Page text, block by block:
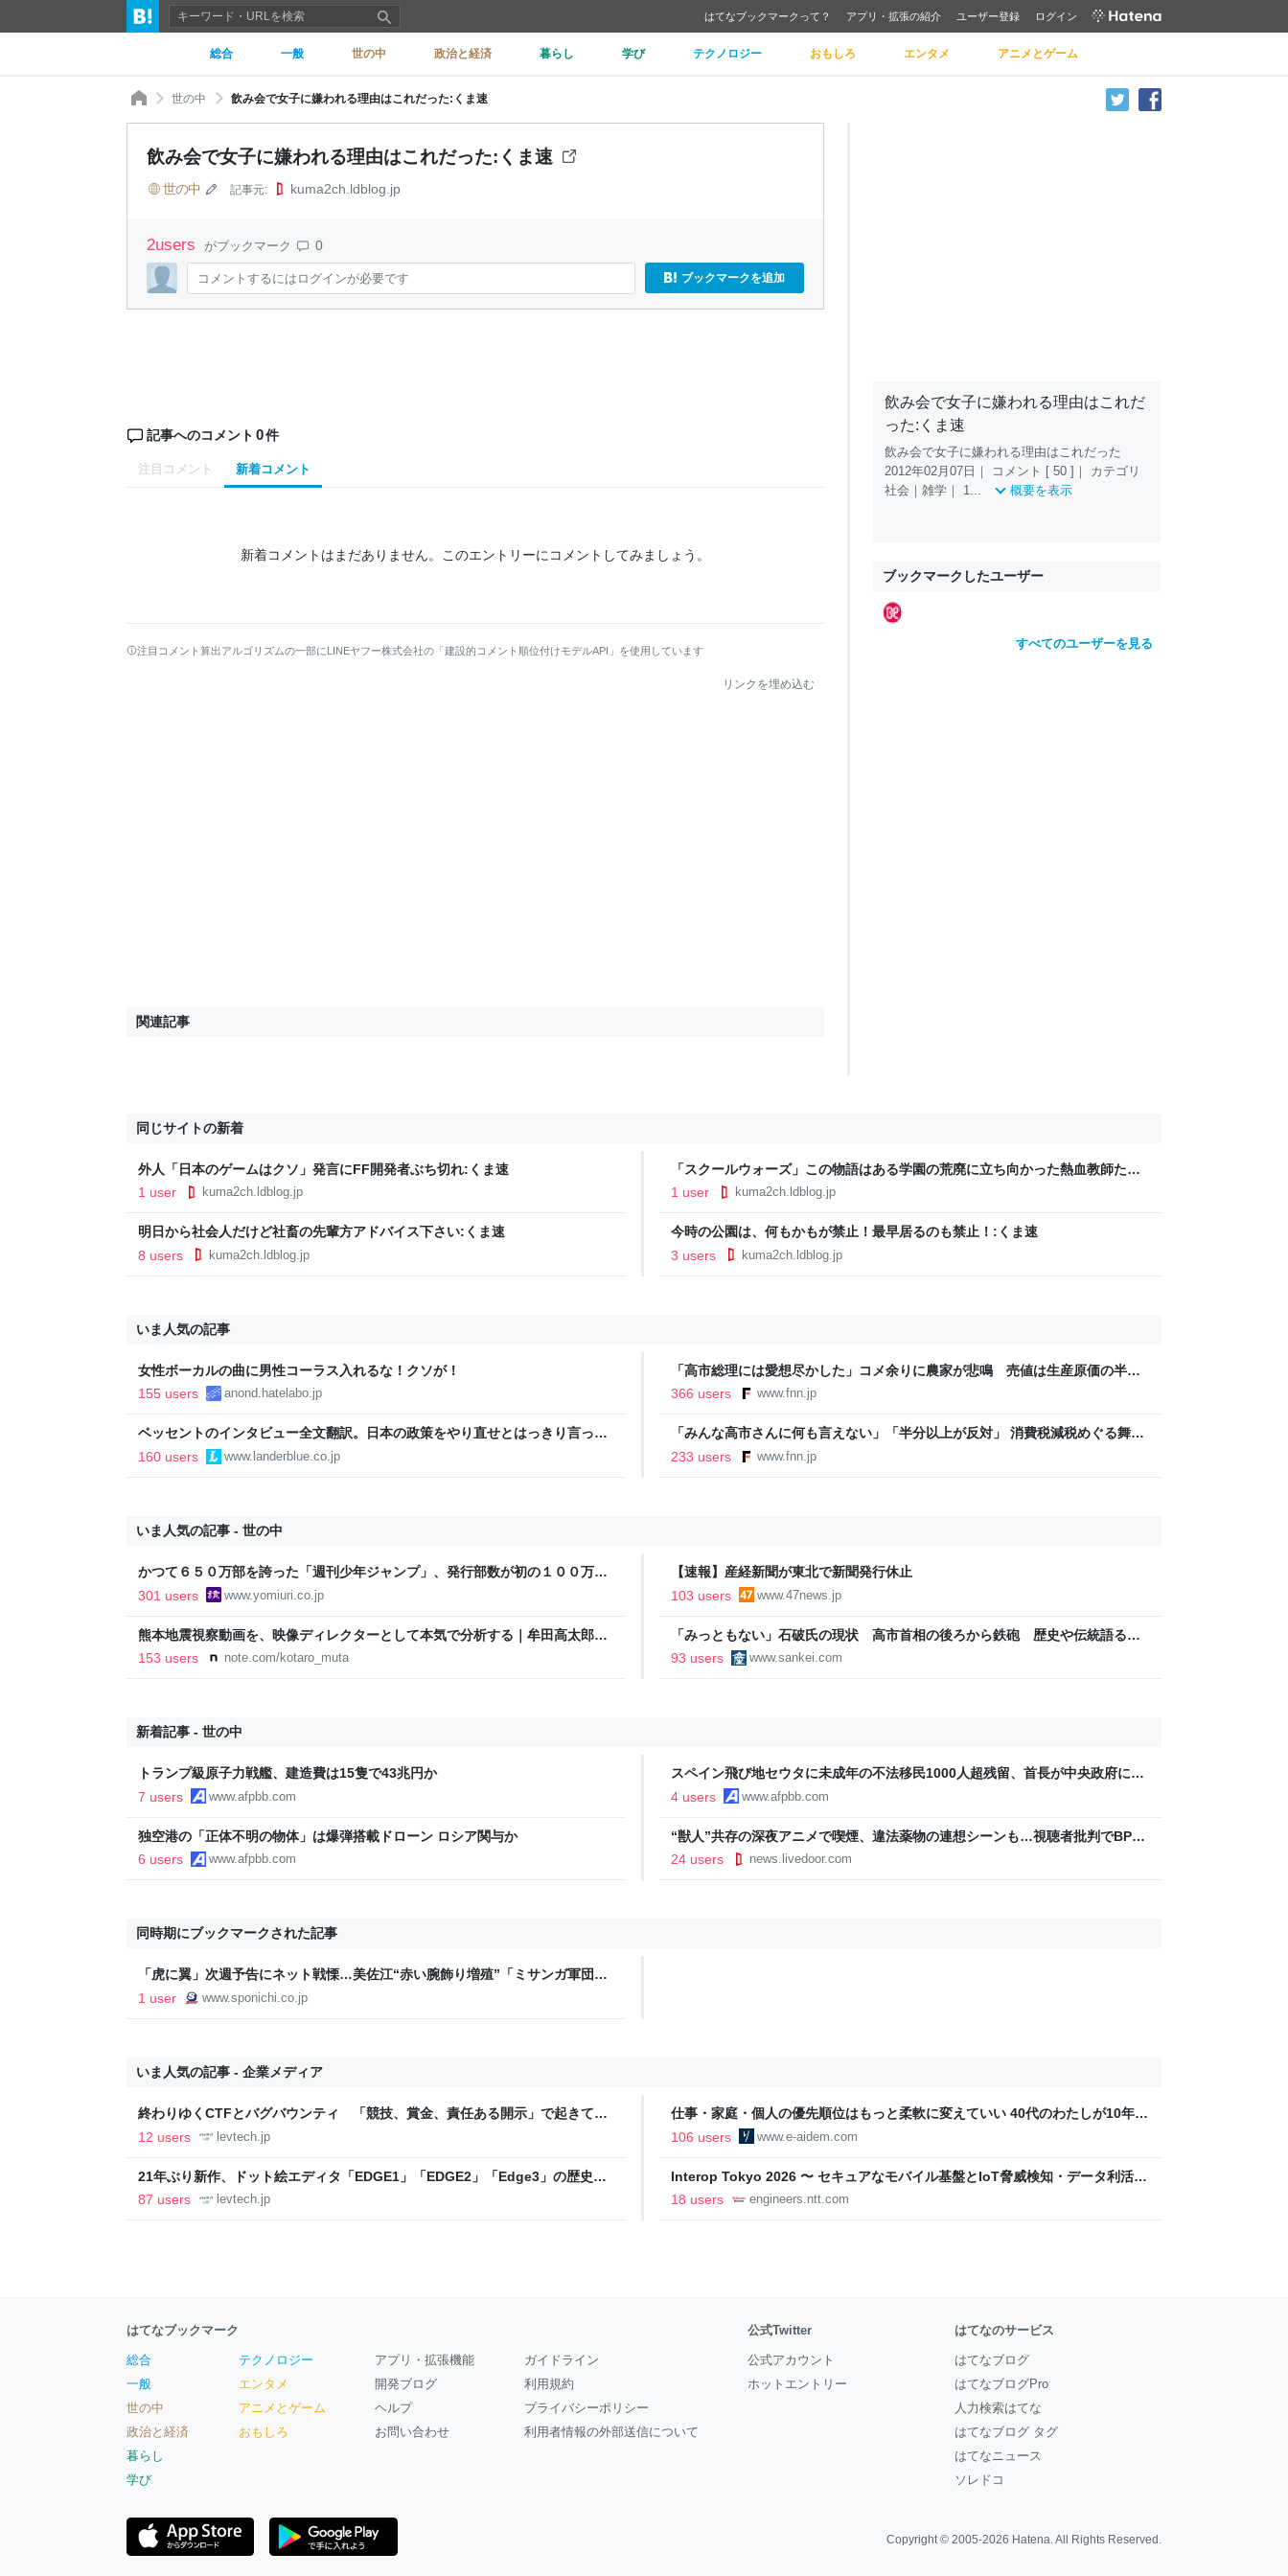
はてなブックマークって？ アプリ・拡張の紹介 ユーザー登録 ログイン
総合 一般 世の中 政治と経済 暮らし 学び テクノロジー おもしろ エンタメ アニメとゲーム
世の中 飲み会で女子に嫌われる理由はこれだった:くま速
飲み会で女子に嫌われる理由はこれだった:くま速
世の中 記事元: kuma2ch.ldblog.jp
2users がブックマーク 0
コメントするにはログインが必要です ブックマークを追加
記事へのコメント 0件
注目コメント 新着コメント
新着コメントはまだありません。 このエントリーにコメントしてみましょう。
注目コメント算出アルゴリズムの一部にLINEヤフー株式会社の「建設的コメント順位付けモデルAPI」を使用しています
リンクを埋め込む
関連記事
飲み会で女子に嫌われる理由はこれだ
った:くま速
飲み会で女子に嫌われる理由はこれだった
2012年02月07日｜ コメント [ 50 ]｜ カテゴリ
社会｜雑学｜ 1...
概要を表示
ブックマークしたユーザー
すべてのユーザーを見る
同じサイトの新着
外人「日本のゲームはクソ」発言にFF開発者ぶち切れ:くま速
1 user
kuma2ch.ldblog.jp
「スクールウォーズ」この物語はある学園の荒廃に立ち向かった熱血教師たち
の記録である:くま速
1 user kuma2ch.ldblog.jp
明日から社会人だけど社畜の先輩方アドバイス下さい:くま速
8 users
kuma2ch.ldblog.jp
今時の公園は、何もかもが禁止！最早居るのも禁止！:くま速
3 users
kuma2ch.ldblog.jp
いま人気の記事
女性ボーカルの曲に男性コーラス入れるな！クソが！
155 users
anond.hatelabo.jp
「高市総理には愛想尽かした」コメ余りに農家が悲鳴 売値は生産原価の半分
以下に…肥料代や燃料代は高騰「今年でやめる」農家も｜FNNプライムオンラ
366 users www.fnn.jp
ベッセントのインタビュー全文翻訳。日本の政策をやり直せとはっきり言って
いる
160 users www.landerblue.co.jp
「みんな高市さんに何も言えない」「半分以上が反対」 消費税減税めぐる舞台
裏 自民党内でくすぶる慎重論と本音【スポットライト】｜FNNプライムオン
233 users www.fnn.jp
いま人気の記事 - 世の中
かつて６５０万部を誇った「週刊少年ジャンプ」、発行部数が初の１００万部
割れ…国内の紙雑誌で「１００万部超」ゼロに
301 users www.yomiuri.co.jp
【速報】産経新聞が東北で新聞発行休止
103 users
www.47news.jp
熊本地震視察動画を、映像ディレクターとして本気で分析する｜牟田高太郎｜
映像で、想いをつなぐ
153 users note.com/kotaro_muta
「みっともない」石破氏の現状 高市首相の後ろから鉄砲 歴史や伝統語る資
格はあるか 阿比留瑠比の極言御免
93 users www.sankei.com
新着記事 - 世の中
トランプ級原子力戦艦、建造費は15隻で43兆円か
7 users
www.afpbb.com
スペイン飛び地セウタに未成年の不法移民1000人超残留、首長が中央政府に緊
急支援要請
4 users www.afpbb.com
独空港の「正体不明の物体」は爆弾搭載ドローン ロシア関与か
6 users
www.afpbb.com
“獣人”共存の深夜アニメで喫煙、違法薬物の連想シーンも…視聴者批判でBPO
議論「紛らわしいことは放送しないほうが」 - ライブドアニュース
24 users news.livedoor.com
同時期にブックマークされた記事
「虎に翼」次週予告にネット戦慄…美佐江“赤い腕飾り増殖”「ミサンガ軍団」
「新潟編大回収？」 - スポニチ Sponichi Annex 芸能
1 user www.sponichi.co.jp
いま人気の記事 - 企業メディア
終わりゆくCTFとバグバウンティ 「競技、賞金、責任ある開示」で起きてい
ること【フォーカス】 - レバテックLAB
12 users levtech.jp
仕事・家庭・個人の優先順位はもっと柔軟に変えていい 40代のわたしが10年後
の自分に伝えたいこと - りっすん by イーアイデム
106 users www.e-aidem.com
21年ぶり新作、ドット絵エディタ「EDGE1」「EDGE2」「Edge3」の歴史に
ついて作者に聞く【フォーカス】 - レバテックLAB
87 users levtech.jp
Interop Tokyo 2026 〜 セキュアなモバイル基盤とIoT脅威検知・データ利活用
への取り組み 〜 - NTT docomo Business Engineers' Blog
18 users engineers.ntt.com
はてなブックマーク
総合
一般
世の中
政治と経済
暮らし
学び
テクノロジー
エンタメ
アニメとゲーム
おもしろ
アプリ・拡張機能
開発ブログ
ヘルプ
お問い合わせ
ガイドライン
利用規約
プライバシーポリシー
利用者情報の外部送信について
公式Twitter
公式アカウント
ホットエントリー
はてなのサービス
はてなブログ
はてなブログPro
人力検索はてな
はてなブログ タグ
はてなニュース
ソレドコ
Copyright © 2005-2026 Hatena. All Rights Reserved.